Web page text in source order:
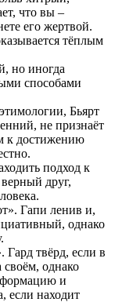
что вы –
его жертвой.
тёплым
но иногда
способами
Бьярт
не признаёт
к достижению
подход к
друг,
Гапи ленив и,
однако
Гард твёрд, если в
своём, однако
и
если находит